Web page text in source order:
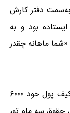
دفتر کارش
بود و به
ماهانه چقدر
مدیر با نگاهی آشفته دست به جیب شد و از کیف پول خود ۶۰۰۰